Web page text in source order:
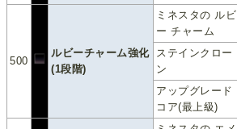
500
ルビーチャーム強化
(1段階)
ミネスタの ルビ
ー チャーム
ステインクロー
ン
アップグレード
コア(最上級)